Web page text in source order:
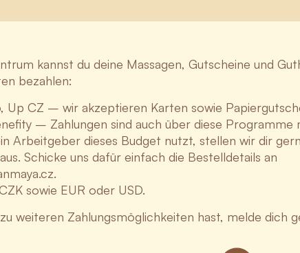
kannst du deine Massagen, Gutscheine und
bezahlen:
Up CZ – wir akzeptieren Karten sowie
– Zahlungen sind auch über diese Programme
Arbeitgeber dieses Budget nutzt, stellen wir dir
Schicke uns dafür einfach die Bestelldetails an
.
sowie EUR oder USD.
weiteren Zahlungsmöglichkeiten hast, melde dich